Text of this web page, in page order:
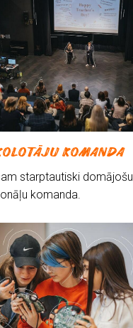
KOMANDA
starptautiski domājošu
komanda.